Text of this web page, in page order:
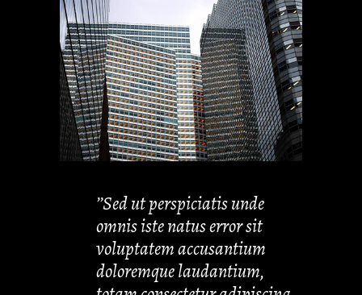
’’Sed ut perspiciatis unde
omnis iste natus error sit
voluptatem accusantium
doloremque laudantium,